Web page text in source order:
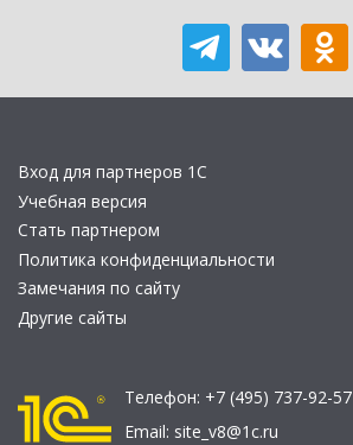
Вход для партнеров 1С
Учебная версия
Стать партнером
Политика конфиденциальности
Замечания по сайту
Другие сайты
Телефон: +7 (495) 737-92-57
Email: site_v8@1c.ru